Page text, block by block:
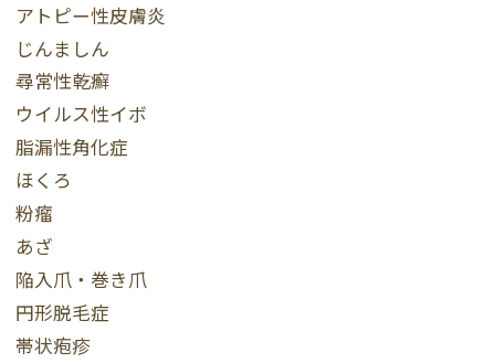
アトピー性皮膚炎
じんましん
尋常性乾癬
ウイルス性イボ
脂漏性角化症
ほくろ
粉瘤
あざ
陥入爪・巻き爪
円形脱毛症
帯状疱疹